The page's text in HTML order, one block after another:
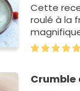
Cette
roulé à la
garni
fraises et
Crumble